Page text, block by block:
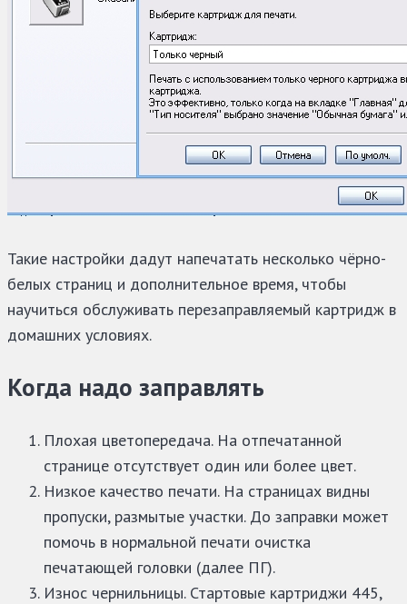
Такие настройки дадут напечатать несколько чёрно-
белых страниц и дополнительное время, чтобы
научиться обслуживать перезаправляемый картридж в
домашних условиях.
Когда надо заправлять
Плохая цветопередача. На отпечатанной
странице отсутствует один или более цвет.
Низкое качество печати. На страницах видны
пропуски, размытые участки. До заправки может
помочь в нормальной печати очистка
печатающей головки (далее ПГ).
Износ чернильницы. Стартовые картриджи 445,